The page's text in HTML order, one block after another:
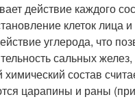
действие каждого
клеток лица
углерода, что
сальных желез,
химический состав
царапины и раны